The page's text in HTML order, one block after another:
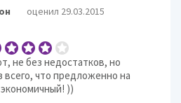
оценил 29.03.2015
не без недостатков, но
всего, что предложенно на
))